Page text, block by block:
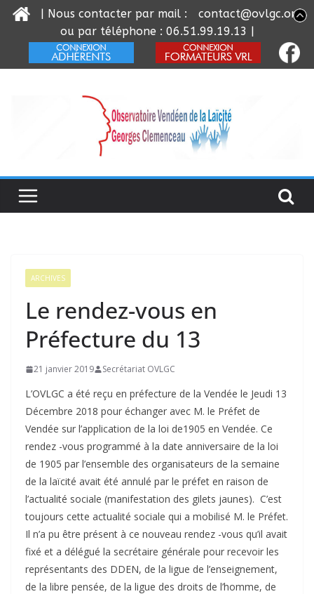
ARCHIVES
Le rendez-vous en
Préfecture du 13
21 janvier 2019 Secrétariat OVLGC
L’OVLGC a été reçu en préfecture de la Vendée le Jeudi 13
Décembre 2018 pour échanger avec M. le Préfet de
Vendée sur l’application de la loi de1905 en Vendée. Ce
rendez -vous programmé à la date anniversaire de la loi
de 1905 par l’ensemble des organisateurs de la semaine
de la laïcité avait été annulé par le préfet en raison de
l’actualité sociale (manifestation des gilets jaunes). C’est
toujours cette actualité sociale qui a mobilisé M. le Préfet.
Il n’a pu être présent à ce nouveau rendez -vous qu’il avait
fixé et a délégué la secrétaire générale pour recevoir les
représentants des DDEN, de la ligue de l’enseignement,
de la libre pensée, de la ligue des droits de l’homme, de
| Nous contacter par mail :
contact@ovlgc.org
ou par téléphone : 06.51.99.19.13 |